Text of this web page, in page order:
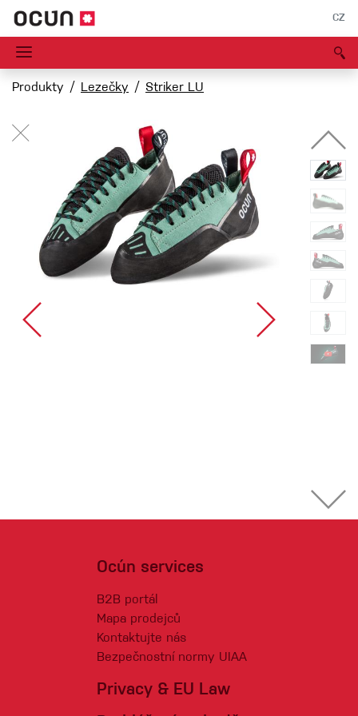
CZ
Produkty Lezečky Striker LU
Ocún services
B2B portál
Mapa prodejců
Kontaktujte nás
Bezpečnostní normy UIAA
Privacy & EU Law